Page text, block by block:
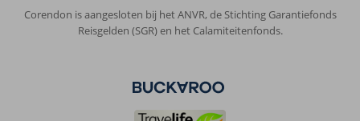
Corendon is aangesloten bij het ANVR, de Stichting Garantiefonds
Reisgelden (SGR) en het Calamiteitenfonds.